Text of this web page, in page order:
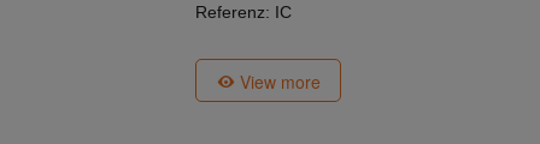
Referenz: IC
View more